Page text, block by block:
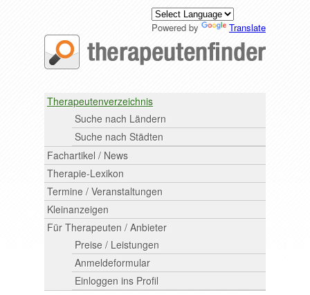
Powered by Translate
Therapeutenverzeichnis
Suche nach Ländern
Suche nach Städten
Fachartikel / News
Therapie-Lexikon
Termine / Veranstaltungen
Kleinanzeigen
Für Therapeuten / Anbieter
Preise / Leistungen
Anmeldeformular
Einloggen ins Profil